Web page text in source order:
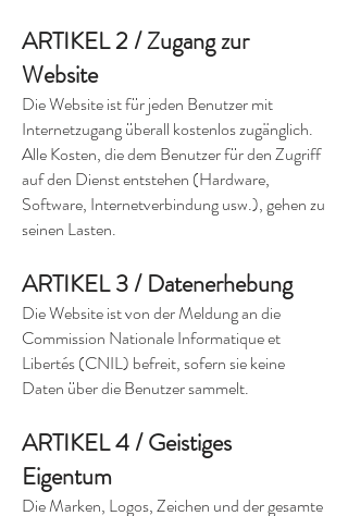
ARTIKEL 2 / Zugang zur
Website
Die Website ist für jeden Benutzer mit
Internetzugang überall kostenlos zugänglich.
Alle Kosten, die dem Benutzer für den Zugriff
auf den Dienst entstehen (Hardware,
Software, Internetverbindung usw.), gehen zu
seinen Lasten.
ARTIKEL 3 / Datenerhebung
Die Website ist von der Meldung an die
Commission Nationale Informatique et
Libertés (CNIL) befreit, sofern sie keine
Daten über die Benutzer sammelt.
ARTIKEL 4 / Geistiges
Eigentum
Die Marken, Logos, Zeichen und der gesamte